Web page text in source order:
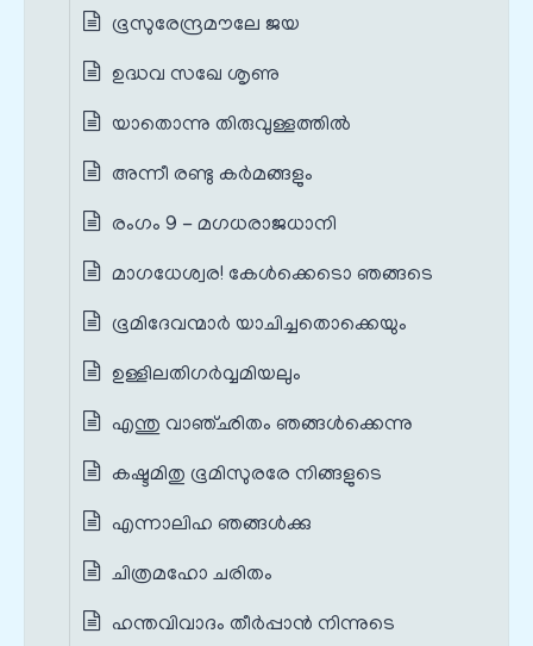
ഭൂസുരേന്ദ്രമൗലേ ജയ
ഉദ്ധവ സഖേ ശൃണു
യാതൊന്നു തിരുവുള്ളത്തിൽ
അന്നീ രണ്ടു കർമങ്ങളും
രംഗം 9 - മഗധരാജധാനി
മാഗധേശ്വര! കേൾക്കെടൊ ഞങ്ങടെ
ഭൂമിദേവന്മാർ യാചിച്ചതൊക്കെയും
ഉള്ളിലതിഗർവ്വമിയലും
എന്തു വാഞ്ഛിതം ഞങ്ങൾക്കെന്നു
കഷ്ടമിതു ഭൂമിസുരരേ നിങ്ങളുടെ
എന്നാലിഹ ഞങ്ങൾക്കു
ചിത്രമഹോ ചരിതം
ഹന്തവിവാദം തീർപ്പാൻ നിന്നുടെ